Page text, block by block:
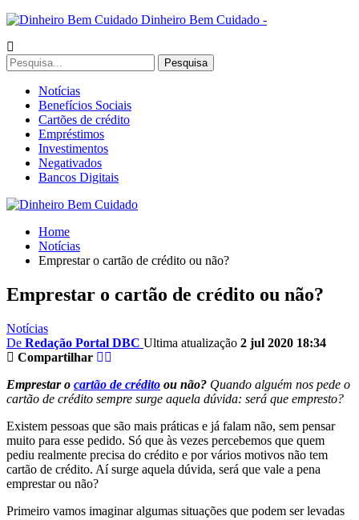
Dinheiro Bem Cuidado -
Notícias
Benefícios Sociais
Cartões de crédito
Empréstimos
Investimentos
Negativados
Bancos Digitais
Home
Notícias
Emprestar o cartão de crédito ou não?
Emprestar o cartão de crédito ou não?
Notícias
De Redação Portal DBC Ultima atualização 2 jul 2020 18:34
Compartilhar
Emprestar o cartão de crédito ou não? Quando alguém nos pede o
cartão de crédito sempre surge aquela dúvida: será que empresto?
Existem pessoas que são mais práticas e já falam não, sem pensar
muito para esse pedido. Só que às vezes percebemos que quem
pediu realmente precisa do crédito e por vários motivos não tem
cartão de crédito. Aí surge aquela dúvida, será que vale a pena
emprestar ou não?
Primeiro vamos imaginar algumas situações que podem ser levadas